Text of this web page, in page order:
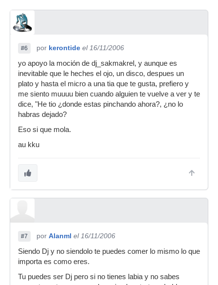
#6 por kerontide el 16/11/2006
yo apoyo la moción de dj_sakmakrel, y aunque es
inevitable que le heches el ojo, un disco, despues un
plato y hasta el micro a una tia que te gusta, prefiero y
me siento muuuu bien cuando alguien te vuelve a ver y te
dice, "He tio ¿donde estas pinchando ahora?, ¿no lo
habras dejado?
Eso si que mola.
au kku
#7 por Alanml el 16/11/2006
Siendo Dj y no siendolo te puedes comer lo mismo lo que
importa es como eres.
Tu puedes ser Dj pero si no tienes labia y no sabes